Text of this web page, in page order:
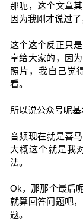
那呃，这个文章
因为我刚才说过了
这个这个反正只
享给大家的，因
照片，我自己觉
看。
所以说公众号呢
音频现在就是喜
大概这个就是我
法。
Ok，那那个最后
就算回答问题吧
题。